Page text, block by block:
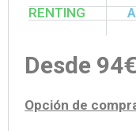
RENTING
Desde
Opción de